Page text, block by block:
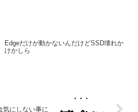
Edgeだけが動かないんだけどSSD壊れか
けかしら
気にしない事に